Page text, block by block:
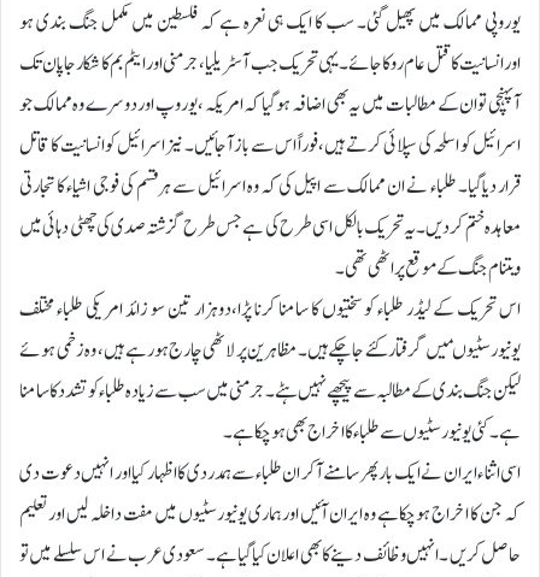
یوروپی ممالک میں پھیل گئی۔ سب کا ایک ہی نعرہ ہے کہ فلسطین میں مکمل جنگ بندی ہو
اورانسانیت کا قتل عام روکا جائے۔ یہی تحریک جب آسٹریلیا ،جرمنی اورایٹم بم کا شکار جاپان تک
آپہنچی توان کے مطالبات میں یہ بھی اضافہ ہوگیا کہ امریکہ ،یوروپ اوردوسرے وہ ممالک جو
اسرائیل کو اسلحہ کی سپلائی کرتے ہیں ،فوراً اس سے باز آجائیں۔ نیز اسرائیل کو انسانیت کا قاتل
قرار دیاگیا۔ طلباء نے ان ممالک سے اپیل کی کہ وہ اسرائیل سے ہرقسم کی فوجی اشیاء کا تجارتی
معاہدہ ختم کردیں۔ یہ تحریک بالکل اسی طرح کی ہے جس طرح گزشتہ صدی کی چھٹی دہائی میں
ویتنام جنگ کے موقع پر اٹھی تھی۔
اس تحریک کے لیڈر طلباء کو سختیوں کا سامنا کرنا پڑا،دوہزار تین سو زائد امریکی طلباء مختلف
یونیورسٹیوںمیں گرفتار کئے جاچکے ہیں۔ مظاہرین پر لاٹھی چارج ہورہے ہیں ، وہ زخمی ہوئے
لیکن جنگ بندی کے مطالبہ سے پیچھے نہیں ہٹے۔ جرمنی میں سب سے زیادہ طلباء کو تشدد کا سامنا
ہے۔ کئی یونیورسٹیوں سے طلباء کا اخراج بھی ہوچکاہے۔
اسی اثنا ء ایران نے ایک بار پھر سامنے آکر ان طلباء سے ہمدردی کا اظہار کیا اور انہیں دعوت دی
کہ جن کا اخراج ہوچکاہے وہ ایران آئیں اورہماری یونیورسٹیوں میں مفت داخلہ لیں اورتعلیم
حاصل کریں ۔انہیں وظائف دینے کا بھی اعلان کیاگیاہے۔ سعودی عرب نے اس سلسلے میں تو